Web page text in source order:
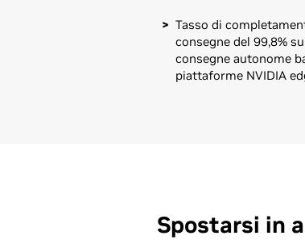
Tasso di
consegne del 99,8%
consegne autonome
piattaforme NVIDIA
Spostarsi in